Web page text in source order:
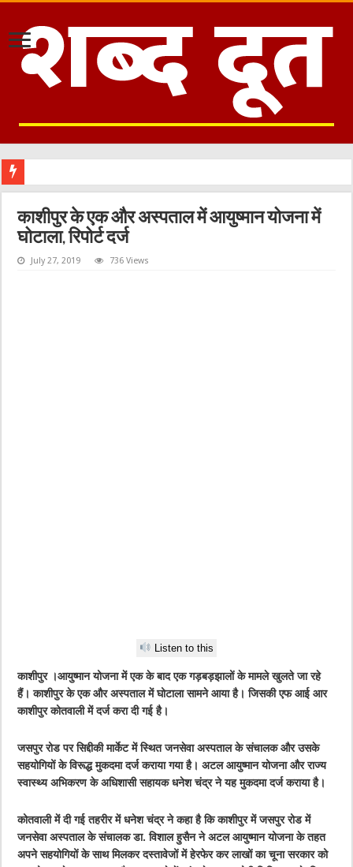
काशीपुर के एक और अस्पताल में आयुष्मान योजना में
घोटाला, रिपोर्ट दर्ज
July 27, 2019 736 Views
Listen to this
काशीपुर ।आयुष्मान योजना में एक के बाद एक गड़बड़झालों के मामले खुलते जा रहे
हैं। काशीपुर के एक और अस्पताल में घोटाला सामने आया है। जिसकी एफ आई आर
काशीपुर कोतवाली में दर्ज करा दी गई है।
जसपुर रोड पर सिद्दीकी मार्केट में स्थित जनसेवा अस्पताल के संचालक और उसके
सहयोगियों के विरूद्ध मुकदमा दर्ज कराया गया है। अटल आयुष्मान योजना और राज्य
स्वास्थ्य अभिकरण के अधिशासी सहायक धनेश चंद्र ने यह मुकदमा दर्ज कराया है।
कोतवाली में दी गई तहरीर में धनेश चंद्र ने कहा है कि काशीपुर में जसपुर रोड में
जनसेवा अस्पताल के संचालक डा. विशाल हुसैन ने अटल आयुष्मान योजना के तहत
अपने सहयोगियों के साथ मिलकर दस्तावेजों में हेरफेर कर लाखों का चूना सरकार को